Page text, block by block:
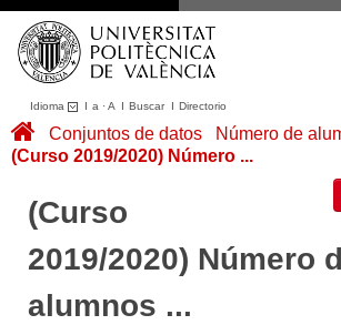
Idioma I a ·A I BuscarI Directorio
Conjuntos de datos
Áreas
Portal de Transparencia
Conjuntos de datos
Número de
(Curso 2019/2020) Número ...
(Curso
2019/2020) Número
alumnos ...